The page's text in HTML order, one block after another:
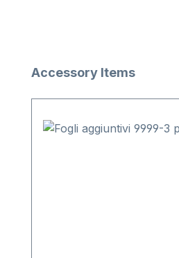
Salta la galleria dei prodotti
Accessory Items